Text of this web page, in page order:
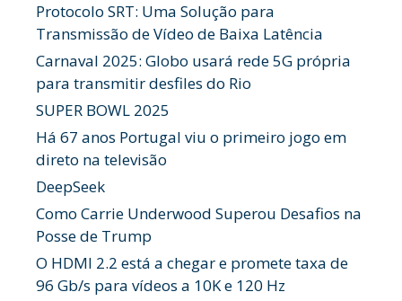
Protocolo SRT: Uma Solução para
Transmissão de Vídeo de Baixa Latência
Carnaval 2025: Globo usará rede 5G própria
para transmitir desfiles do Rio
SUPER BOWL 2025
Há 67 anos Portugal viu o primeiro jogo em
direto na televisão
DeepSeek
Como Carrie Underwood Superou Desafios na
Posse de Trump
O HDMI 2.2 está a chegar e promete taxa de
96 Gb/s para vídeos a 10K e 120 Hz